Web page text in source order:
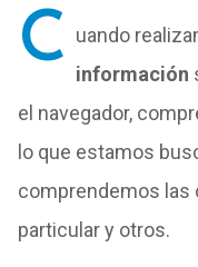
C uando
información
el navegador,
lo que estamos
comprendemos las
particular y otros.